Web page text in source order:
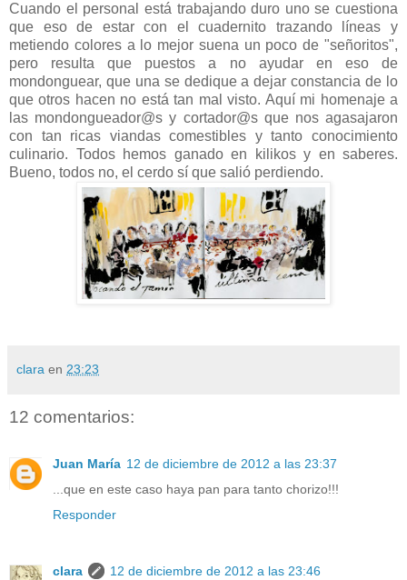
Cuando el personal está trabajando duro uno se cuestiona
que eso de estar con el cuadernito trazando líneas y
metiendo colores a lo mejor suena un poco de "señoritos",
pero resulta que puestos a no ayudar en eso de
mondonguear, que una se dedique a dejar constancia de lo
que otros hacen no está tan mal visto. Aquí mi homenaje a
las mondongueador@s y cortador@s que nos agasajaron
con tan ricas viandas comestibles y tanto conocimiento
culinario. Todos hemos ganado en kilikos y en saberes.
Bueno, todos no, el cerdo sí que salió perdiendo.
clara en 23:23
12 comentarios:
Juan María 12 de diciembre de 2012 a las 23:37
...que en este caso haya pan para tanto chorizo!!!
Responder
clara
12 de diciembre de 2012 a las 23:46